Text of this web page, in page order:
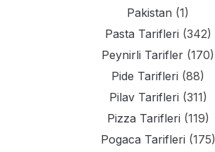
Pakistan (1)
Pasta Tarifleri (342)
Peynirli Tarifler (170)
Pide Tarifleri (88)
Pilav Tarifleri (311)
Pizza Tarifleri (119)
Pogaca Tarifleri (175)